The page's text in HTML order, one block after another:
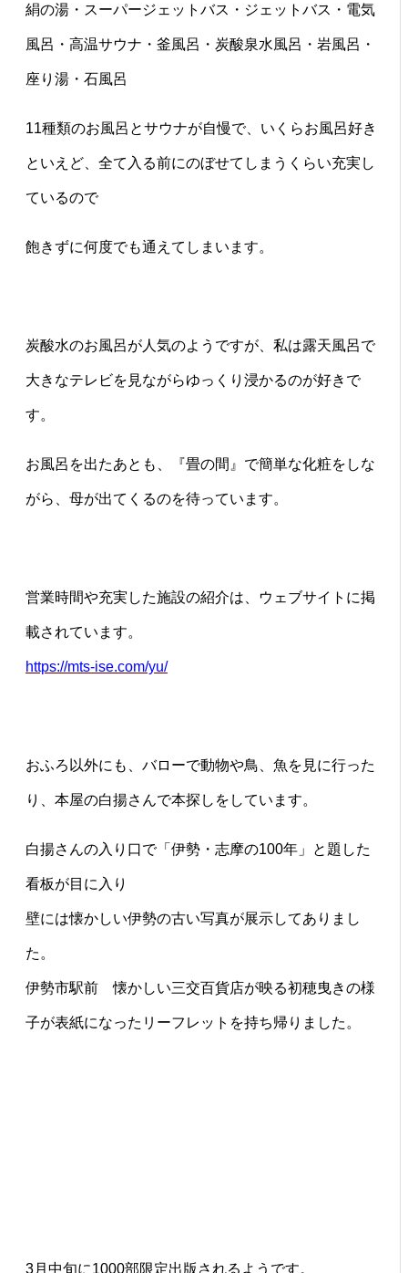
絹の湯・スーパージェットバス・ジェットバス・電気
風呂・高温サウナ・釜風呂・炭酸泉水風呂・岩風呂・
座り湯・石風呂
11種類のお風呂とサウナが自慢で、いくらお風呂好き
といえど、全て入る前にのぼせてしまうくらい充実し
ているので
飽きずに何度でも通えてしまいます。
炭酸水のお風呂が人気のようですが、私は露天風呂で
大きなテレビを見ながらゆっくり浸かるのが好きで
す。
お風呂を出たあとも、『畳の間』で簡単な化粧をしな
がら、母が出てくるのを待っています。
営業時間や充実した施設の紹介は、ウェブサイトに掲
載されています。
https://mts-ise.com/yu/
おふろ以外にも、バローで動物や鳥、魚を見に行った
り、本屋の白揚さんで本探しをしています。
白揚さんの入り口で「伊勢・志摩の100年」と題した
看板が目に入り
壁には懐かしい伊勢の古い写真が展示してありまし
た。
伊勢市駅前 懐かしい三交百貨店が映る初穂曳きの様
子が表紙になったリーフレットを持ち帰りました。
3月中旬に1000部限定出版されるようです。